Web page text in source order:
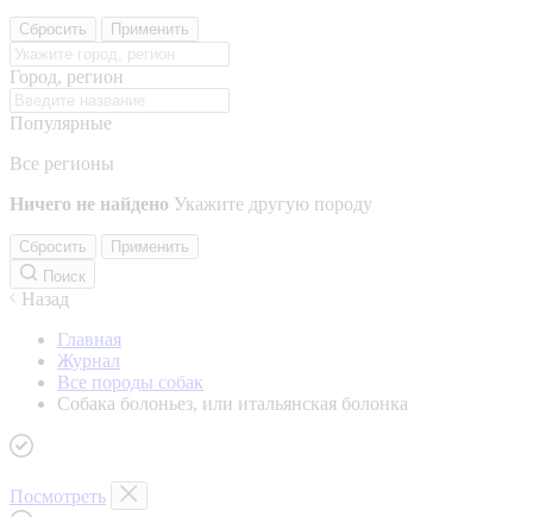
Сбросить Применить
Город, регион
Популярные
Все регионы
Ничего не найдено Укажите другую породу
Сбросить
Применить
Поиск
Назад
Главная
Журнал
Все породы собак
Собака болоньез, или итальянская болонка
Посмотреть